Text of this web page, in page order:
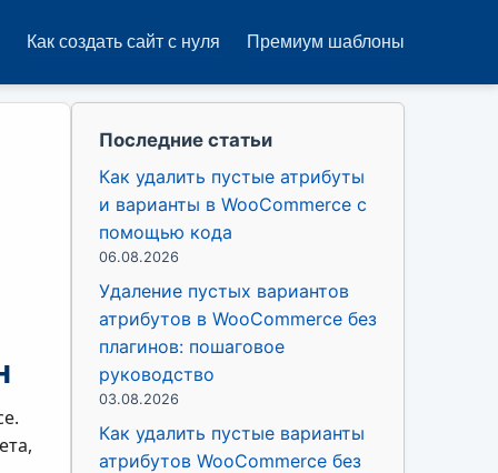
Как создать сайт с нуля Премиум шаблоны
Последние статьи
Как удалить пустые атрибуты
и варианты в WooCommerce с
помощью кода
06.08.2026
Удаление пустых вариантов
атрибутов в WooCommerce без
плагинов: пошаговое
руководство
03.08.2026
Как удалить пустые варианты
атрибутов WooCommerce без